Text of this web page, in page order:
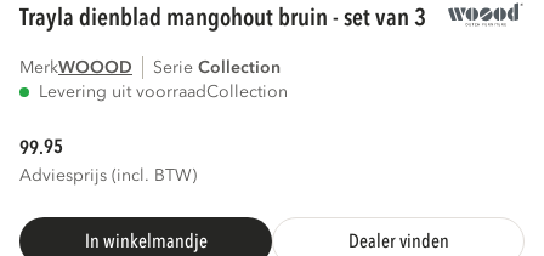
trayla dienblad mangohout bruin - set van 3
MerkWOOOD Serie
collection
Levering uit voorraadCollection
99.95
Adviesprijs (incl. BTW)
In winkelmandje Dealer vinden